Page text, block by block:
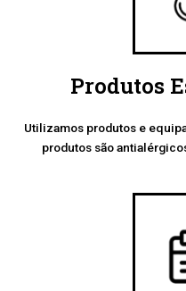
Produtos
Utilizamos produtos e
produtos são